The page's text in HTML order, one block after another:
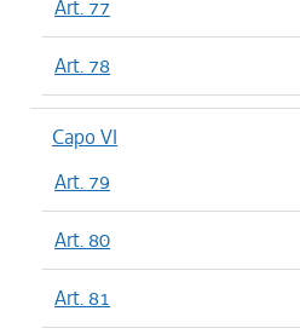
Art. 77
Art. 78
Capo VI
Art. 79
Art. 80
Art. 81